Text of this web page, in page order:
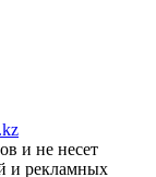
и не несет
и рекламных